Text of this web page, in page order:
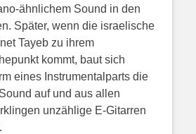
ähnlichem Sound in den
Später, wenn die israelische
Tayeb zu ihrem
kommt, baut sich
eines Instrumentalparts die
auf und aus allen
unzählige E-Gitarren